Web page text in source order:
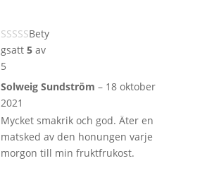
Bety
gsatt 5av
5
Solweig Sundström – 18 oktober
2021
Mycket smakrik och god. Äter en
matsked av den honungen varje
morgon till min fruktfrukost.